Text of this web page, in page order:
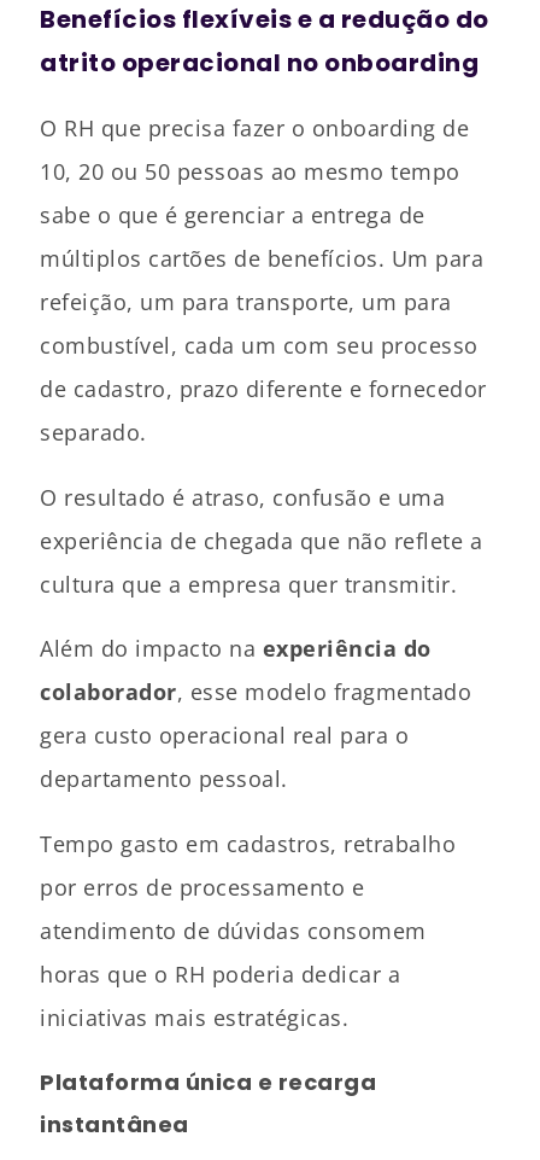
Benefícios flexíveis e a redução do
atrito operacional no onboarding
O RH que precisa fazer o onboarding de
10, 20 ou 50 pessoas ao mesmo tempo
sabe o que é gerenciar a entrega de
múltiplos cartões de benefícios. Um para
refeição, um para transporte, um para
combustível, cada um com seu processo
de cadastro, prazo diferente e fornecedor
separado.
O resultado é atraso, confusão e uma
experiência de chegada que não reflete a
cultura que a empresa quer transmitir.
Além do impacto na experiência do
colaborador, esse modelo fragmentado
gera custo operacional real para o
departamento pessoal.
Tempo gasto em cadastros, retrabalho
por erros de processamento e
atendimento de dúvidas consomem
horas que o RH poderia dedicar a
iniciativas mais estratégicas.
Plataforma única e recarga
instantânea